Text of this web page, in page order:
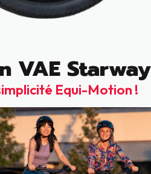
VAE Starway
Equi-Motion !